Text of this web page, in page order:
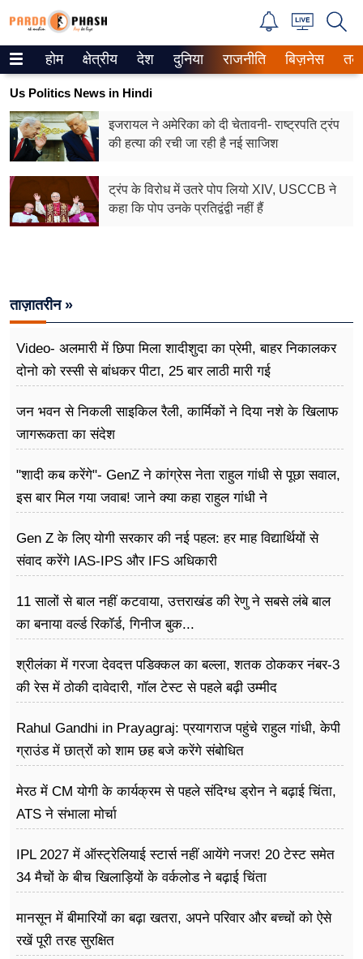
Trending on Google News
ePaper
वेब स्टोरीज
गैलरी
रिलेशनशिप
फूड
सेहत
ब्‍यूटी
जॉब्स
अन्य खबरें
होम क्षेत्रीय देश दुनिया राजनीति बिज़नेस
Us Politics News in Hindi
इजरायल ने अमेरिका को दी चेतावनी- राष्ट्रपति ट्रंप
की हत्या की रची जा रही है नई साजिश
ट्रंप के विरोध में उतरे पोप लियो XIV, USCCB ने
कहा कि पोप उनके प्रतिद्वंद्वी नहीं हैं
ताज़ातरीन »
Video- अलमारी में छिपा मिला शादीशुदा का प्रेमी, बाहर निकालकर
दोनो को रस्सी से बांधकर पीटा, 25 बार लाठी मारी गई
जन भवन से निकली साइकिल रैली, कार्मिकों ने दिया नशे के खिलाफ
जागरूकता का संदेश
"शादी कब करेंगे"- GenZ ने कांग्रेस नेता राहुल गांधी से पूछा सवाल,
इस बार मिल गया जवाब! जाने क्या कहा राहुल गांधी ने
Gen Z के लिए योगी सरकार की नई पहल: हर माह विद्यार्थियों से
संवाद करेंगे IAS-IPS और IFS अधिकारी
11 सालों से बाल नहीं कटवाया, उत्तराखंड की रेणु ने सबसे लंबे बाल
का बनाया वर्ल्ड रिकॉर्ड, गिनीज बुक...
श्रीलंका में गरजा देवदत्त पडिक्कल का बल्ला, शतक ठोककर नंबर-3
की रेस में ठोकी दावेदारी, गॉल टेस्ट से पहले बढ़ी उम्मीद
Rahul Gandhi in Prayagraj: प्रयागराज पहुंचे राहुल गांधी, केपी
ग्राउंड में छात्रों को शाम छह बजे करेंगे संबोधित
मेरठ में CM योगी के कार्यक्रम से पहले संदिग्ध ड्रोन ने बढ़ाई चिंता,
ATS ने संभाला मोर्चा
IPL 2027 में ऑस्ट्रेलियाई स्टार्स नहीं आयेंगे नजर! 20 टेस्ट समेत
34 मैचों के बीच खिलाड़ियों के वर्कलोड ने बढ़ाई चिंता
मानसून में बीमारियों का बढ़ा खतरा, अपने परिवार और बच्चों को ऐसे
रखें पूरी तरह सुरक्षित